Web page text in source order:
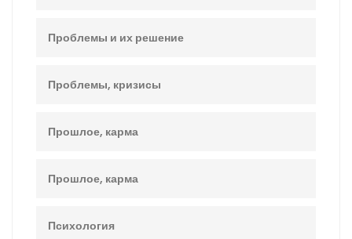
Проблемы и их решение
Проблемы, кризисы
Прошлое, карма
Прошлое, карма
Психология